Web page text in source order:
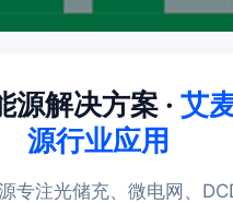
源解决方案 · 艾
源行业应用
专注光储充、微电网、